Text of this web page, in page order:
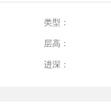
类型：
层高：
进深：